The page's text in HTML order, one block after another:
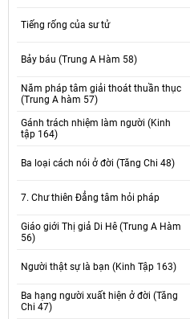
Tiếng rống của sư tử
Bảy báu (Trung A Hàm 58)
Năm pháp tâm giải thoát thuần thục
(Trung A hàm 57)
Gánh trách nhiệm làm người (Kinh
tập 164)
Ba loại cách nói ở đời (Tăng Chi 48)
7. Chư thiên Đẳng tâm hỏi pháp
Giáo giới Thị giả Di Hê (Trung A Hàm
56)
Người thật sự là bạn (Kinh Tập 163)
Ba hạng người xuất hiện ở đời (Tăng
Chi 47)